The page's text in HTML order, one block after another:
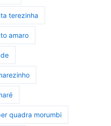
terezinha
amaro
quadra morumbi